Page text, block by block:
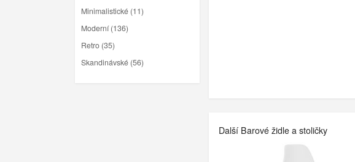
Minimalistické (11)
Moderní (136)
Retro (35)
Skandinávské (56)
Další Barové židle a stoličky